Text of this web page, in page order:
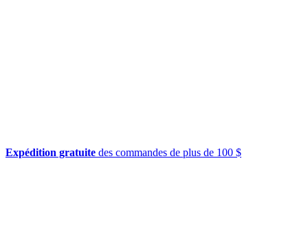
Expédition gratuite des commandes de plus de 100 $